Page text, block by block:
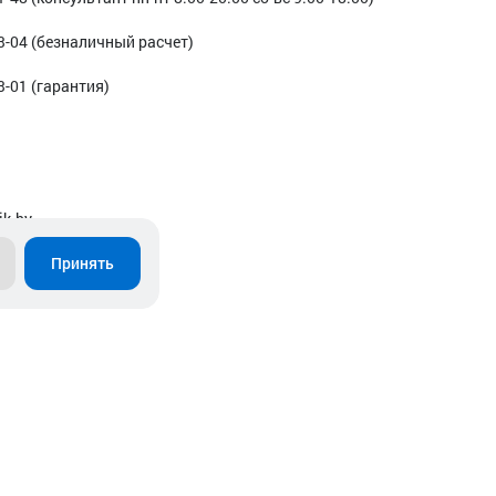
04 (безналичный расчет)
01 (гарантия)
Принять